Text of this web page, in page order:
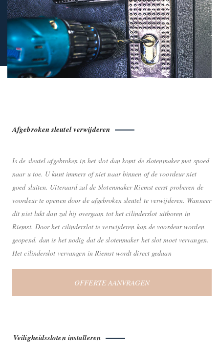
Afgebroken sleutel verwijderen
Is de sleutel afgebroken in het slot dan komt de slotenmaker met spoed
naar u toe. U kunt immers of niet naar binnen of de voordeur niet
goed sluiten. Uiteraard zal de Slotenmaker Riemst eerst proberen de
voordeur te openen door de afgebroken sleutel te verwijderen. Wanneer
dit niet lukt dan zal hij overgaan tot het cilinderslot uitboren in
Riemst. Door het cilinderslot te verwijderen kan de voordeur worden
geopend. dan is het nodig dat de slotenmaker het slot moet vervangen.
Het cilinderslot vervangen in Riemst wordt direct gedaan
OFFERTE AANVRAGEN
Veiligheidssloten installeren